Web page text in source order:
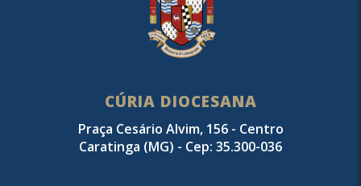
CÚRIA DIOCESANA
Praça Cesário Alvim, 156 - Centro
Caratinga (MG) - Cep: 35.300-036